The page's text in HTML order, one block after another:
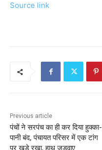
Source link
Previous article
पंचों ने सरपंच का ही कर दिया हुक्का-
पानी बंद, पंचायत परिसर में एक टांग
पर खड़े रखा, हाथ जुड़वाए